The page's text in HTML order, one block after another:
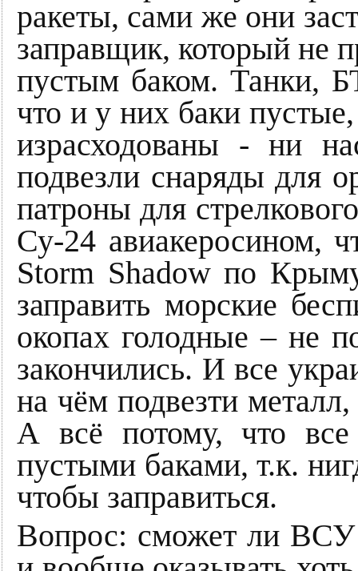
ракеты, сами же они
заправщик, который не
пустым баком. Танки,
что и у них баки
израсходованы - ни
подвезли снаряды для
патроны для
Су-24 авиакеросином,
Storm Shadow по
заправить морские
окопах голодные – не
закончились. И все
на чём подвезти
А всё потому, что все
пустыми баками, т.к.
чтобы заправиться.
Вопрос: сможет ли ВСУ